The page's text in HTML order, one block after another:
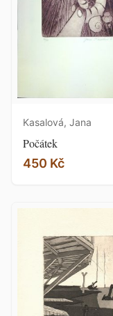
Kasalová, Jana
Počátek
450 Kč